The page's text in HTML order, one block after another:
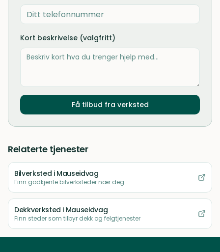
Kort beskrivelse (valgfritt)
Få tilbud fra verksted
Relaterte tjenester
Bilverksted i Mauseidvag
Finn godkjente bilverksteder nær deg
Dekkverksted i Mauseidvag
Finn steder som tilbyr dekk og felgtjenester